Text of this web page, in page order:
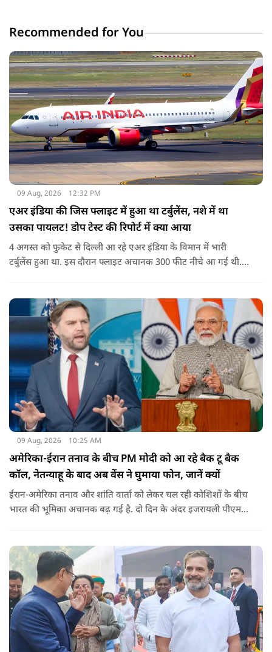
Recommended for You
09 Aug, 2026 12:32 PM
एअर इंडिया की जिस फ्लाइट में हुआ था टर्बुलेंस, नशे में था
उसका पायलट! डोप टेस्ट की रिपोर्ट में क्या आया
4 अगस्त को फुकेट से दिल्ली आ रहे एअर इंडिया के विमान में भारी
टर्बुलेंस हुआ था. इस दौरान फ्लाइट अचानक 300 फीट नीचे आ गई थी.
09 Aug, 2026 10:25 AM
अमेरिका-ईरान तनाव के बीच PM मोदी को आ रहे बैक टू बैक
कॉल, नेतन्याहू के बाद अब वेंस ने घुमाया फोन, जानें क्यों
ईरान-अमेरिका तनाव और शांति वार्ता को लेकर चल रही कोशिशों के बीच
भारत की भूमिका अचानक बढ़ गई है. दो दिन के अंदर इजरायली पीएम